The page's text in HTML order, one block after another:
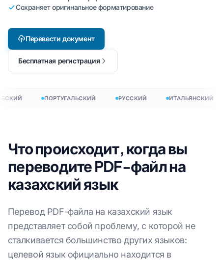
Сохраняет оригинальное форматирование
Перевести документ
Бесплатная регистрация
ПОРТУГАЛЬСКИЙ РУССКИЙ ИТАЛЬЯНСКИЙ
Что происходит, когда вы
переводите PDF-файл на
казахский язык
Перевод PDF-файла на казахский язык
представляет собой проблему, с которой не
сталкивается большинство других языков:
целевой язык официально находится в